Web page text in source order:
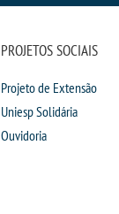
PROJETOS SOCIAIS
Projeto de Extensão
Uniesp Solidária
Ouvidoria